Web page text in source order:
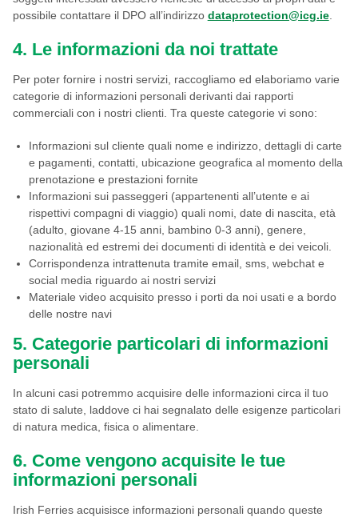
possibile contattare il DPO all’indirizzo dataprotection@icg.ie.
4. Le informazioni da noi trattate
Per poter fornire i nostri servizi, raccogliamo ed elaboriamo varie
categorie di informazioni personali derivanti dai rapporti
commerciali con i nostri clienti. Tra queste categorie vi sono:
Informazioni sul cliente quali nome e indirizzo, dettagli di carte
e pagamenti, contatti, ubicazione geografica al momento della
prenotazione e prestazioni fornite
Informazioni sui passeggeri (appartenenti all’utente e ai
rispettivi compagni di viaggio) quali nomi, date di nascita, età
(adulto, giovane 4-15 anni, bambino 0-3 anni), genere,
nazionalità ed estremi dei documenti di identità e dei veicoli.
Corrispondenza intrattenuta tramite email, sms, webchat e
social media riguardo ai nostri servizi
Materiale video acquisito presso i porti da noi usati e a bordo
delle nostre navi
5. Categorie particolari di informazioni
personali
In alcuni casi potremmo acquisire delle informazioni circa il tuo
stato di salute, laddove ci hai segnalato delle esigenze particolari
di natura medica, fisica o alimentare.
6. Come vengono acquisite le tue
informazioni personali
Irish Ferries acquisisce informazioni personali quando queste